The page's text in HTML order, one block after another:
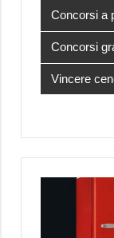
Concorsi a
Concorsi
Vincere